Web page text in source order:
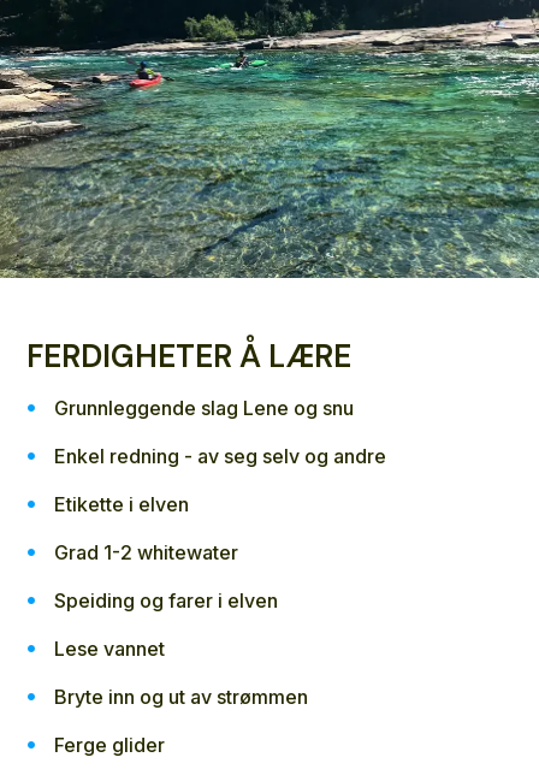
FERDIGHETER Å LÆRE
Grunnleggende slag Lene og snu
Enkel redning - av seg selv og andre
Etikette i elven
Grad 1-2 whitewater
Speiding og farer i elven
Lese vannet
Bryte inn og ut av strømmen
Ferge glider